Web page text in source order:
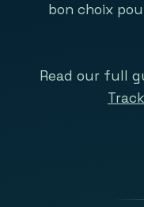
bon choix
Read our full